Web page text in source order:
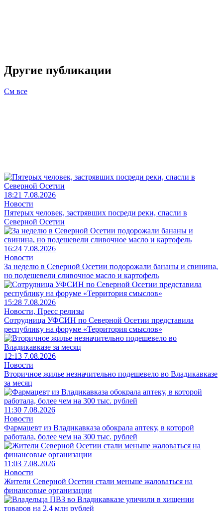
Другие публикации
См все
18:21 7.08.2026
Новости
Пятерых человек, застрявших посреди реки, спасли в
Северной Осетии
16:24 7.08.2026
Новости
За неделю в Северной Осетии подорожали бананы и свинина,
но подешевели сливочное масло и картофель
15:28 7.08.2026
Новости, Пресс релизы
Сотрудница УФСИН по Северной Осетии представила
республику на форуме «Территория смыслов»
12:13 7.08.2026
Новости
Вторичное жилье незначительно подешевело во Владикавказе
за месяц
11:30 7.08.2026
Новости
Фармацевт из Владикавказа обокрала аптеку, в которой
работала, более чем на 300 тыс. рублей
11:03 7.08.2026
Новости
Жители Северной Осетии стали меньше жаловаться на
финансовые организации